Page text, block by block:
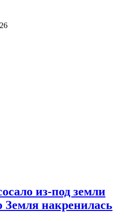
из-под земли
Земля накренилась